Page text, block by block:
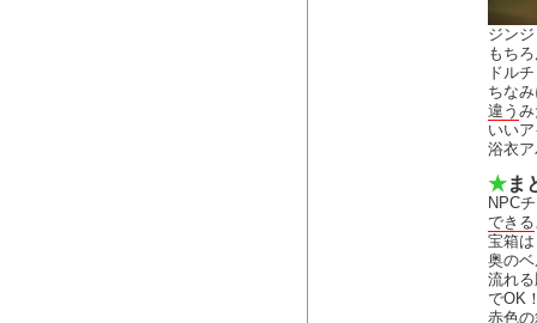
ジン
もち
ドル
ちな
違う
いい
浴衣
★ま
NPC
できる
宝箱
奥の
流れ
でOK
赤色